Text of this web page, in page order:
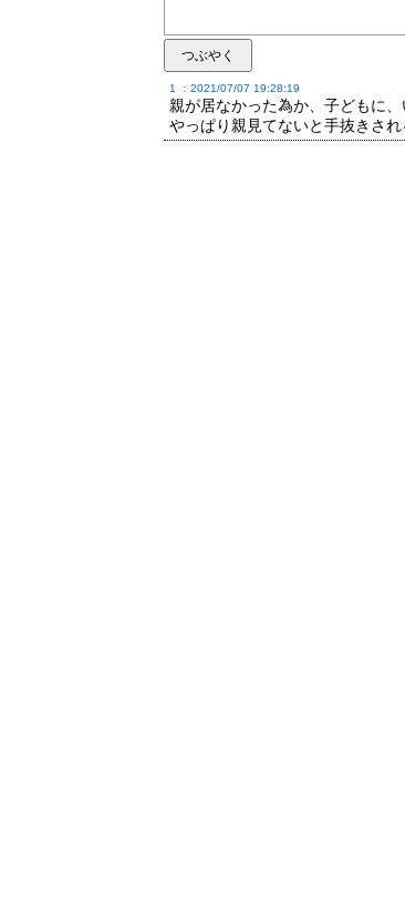
1 ：2021/07/07 19:28:19
親が居なかった為か、子どもに
やっぱり親見てないと手抜きさ